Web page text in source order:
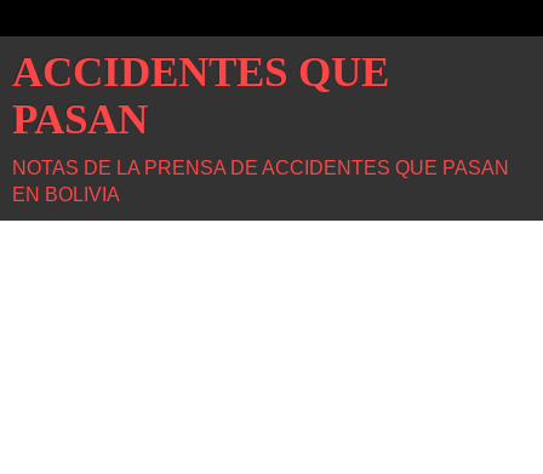
ACCIDENTES QUE
PASAN
NOTAS DE LA PRENSA DE ACCIDENTES QUE PASAN
EN BOLIVIA